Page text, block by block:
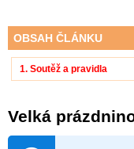
OBSAH ČLÁNKU
1. Soutěž a pravidla
Velká